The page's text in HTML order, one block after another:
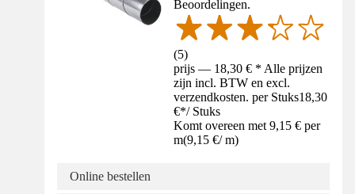
Beoordelingen.
(5)
prijs — 18,30 € * Alle prijzen
zijn incl. BTW en excl.
verzendkosten. per Stuks18,30
€*/ Stuks
Komt overeen met 9,15 € per
m(9,15 €/ m)
Online bestellen